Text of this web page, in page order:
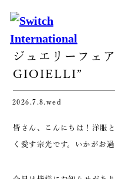
ジュエリーフ
GIOIELLI”
2026.7.8.wed
皆さん、こんにちは！洋服
く愛す宗光です。いかがお